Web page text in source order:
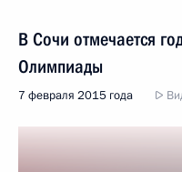
В Сочи отмечается
Олимпиады
7 февраля 2015 года